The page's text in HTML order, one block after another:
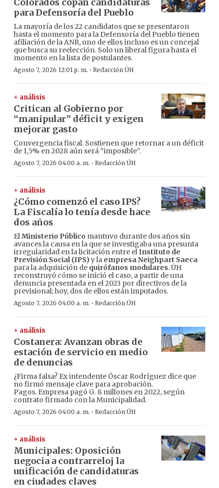
para Defensoría del Pueblo
La mayoría de los 22 candidatos que se presentaron
hasta el momento para la Defensoría del Pueblo tienen
afiliación de la ANR, uno de ellos incluso es un concejal
que busca su reelección. Solo un liberal figura hasta el
momento en la lista de postulantes.
Agosto 7, 2026 12:01 p. m. · Redacción ÚH
+ análisis
Critican al Gobierno por
“manipular” déficit y exigen
mejorar gasto
Convergencia fiscal. Sostienen que retornar a un déficit
de 1,5% en 2028 aún será “imposible”.
Agosto 7, 2026 04:00 a. m. · Redacción ÚH
+ análisis
¿Cómo comenzó el caso IPS?
La Fiscalía lo tenía desde hace
dos años
ElMinisterio Público mantuvo durante dos años sin
avances la causa en la que se investigaba una presunta
irregularidad en la licitación entre elInstituto de
Previsión Social (IPS)y la empresa Neighpart Saeca
para la adquisición de quirófanos modulares. ÚH
reconstruyó cómo se inició el caso, a partir de una
denuncia presentada en el 2023 por directivos de la
previsional; hoy, dos de ellos están imputados.
Agosto 7, 2026 04:00 a. m. · Redacción ÚH
+ análisis
Costanera: Avanzan obras de
estación de servicio en medio
de denuncias
¿Firma falsa? Ex intendente Óscar Rodríguez dice que
no firmó mensaje clave para aprobación.
Pagos. Empresa pagó G. 8 millones en 2022, según
contrato firmado con la Municipalidad.
Agosto 7, 2026 04:00 a. m. · Redacción ÚH
+ análisis
Municipales: Oposición
negocia a contrarreloj la
unificación de candidaturas
en ciudades claves